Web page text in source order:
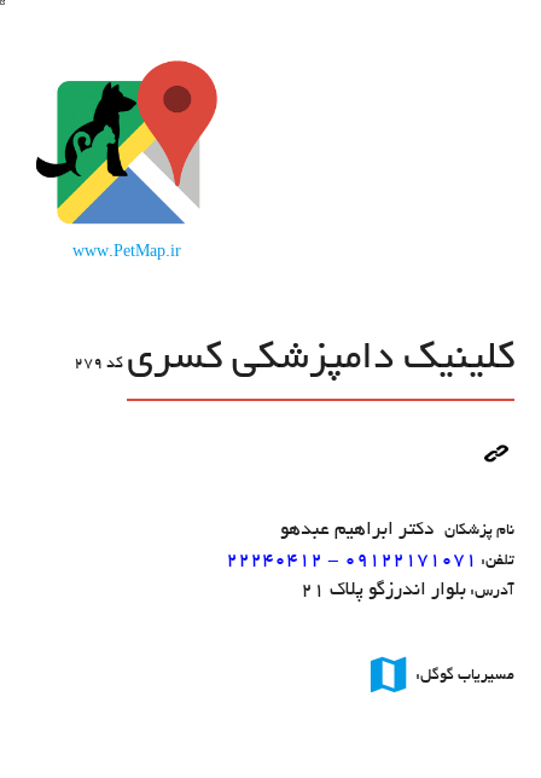
www.PetMap.ir
کلینیک دامپزشکی کسری کد 279
نام پزشکاندکتر ابراهیم عبدهو
تلفن: 22240412 - ۰۹۱۲۲۱۷۱۰۷۱
آدرس:بلوار اندرزگو پلاک 21
مسیریاب گوگل: map